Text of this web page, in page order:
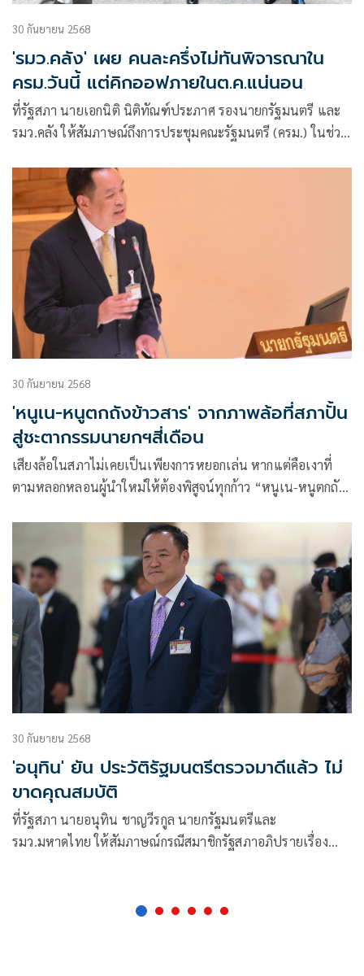
30 กันยายน 2568
'รมว.คลัง' เผย คนละครึ่งไม่ทันพิจารณาใน
ครม.วันนี้ แต่คิกออฟภายในต.ค.แน่นอน
ที่รัฐสภา นายเอกนิติ นิติทัณฑ์ประภาศ รองนายกรัฐมนตรี และ
รมว.คลัง ให้สัมภาษณ์ถึงการประชุมคณะรัฐมนตรี (ครม.) ในช่วง
30 กันยายน 2568
'หนูเน-หนูตกถังข้าวสาร' จากภาพล้อที่สภาปั้น
สู่ชะตากรรมนายกฯสี่เดือน
เสียงล้อในสภาไม่เคยเป็นเพียงการหยอกเล่น หากแต่คือเงาที่
ตามหลอกหลอนผู้นำใหม่ให้ต้องพิสูจน์ทุกก้าว “หนูเน-หนูตกถัง
30 กันยายน 2568
'อนุทิน' ยัน ประวัติรัฐมนตรีตรวจมาดีแล้ว ไม่
ขาดคุณสมบัติ
ที่รัฐสภา นายอนุทิน ชาญวีรกูล นายกรัฐมนตรีและ
รมว.มหาดไทย ให้สัมภาษณ์กรณีสมาชิกรัฐสภาอภิปรายเรื่อง